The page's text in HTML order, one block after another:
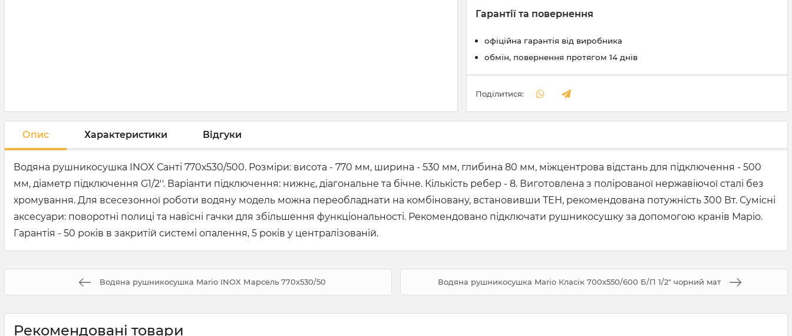
Гарантії та повернення
офіційна гарантія від виробника
обмін, повернення протягом 14 днів
Поділитися:
Опис Характеристики Відгуки
Водяна рушникосушка INOX Санті 770х530/500. Розміри: висота - 770 мм, ширина - 530 мм, глибина 80 мм, міжцентрова відстань для підключення - 500
мм, діаметр підключення G1/2''. Варіанти підключення: нижнє, діагональне та бічне. Кількість ребер - 8. Виготовлена з полірованої нержавіючої сталі без
хромування. Для всесезонної роботи водяну модель можна переобладнати на комбіновану, встановивши ТЕН, рекомендована потужність 300 Вт. Сумісні
аксесуари: поворотні полиці та навісні гачки для збільшення функціональності. Рекомендовано підключати рушникосушку за допомогою кранів Маріо.
Гарантія - 50 років в закритій системі опалення, 5 років у централізованій.
Водяна рушникосушка Mario INOX Марсель 770х530/50 Водяна рушникосушка Mario Класік 700х550/600 Б/П 1/2" чорний мат
Рекомендовані товари